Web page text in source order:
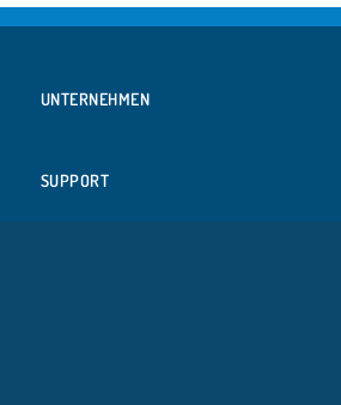
UNTERNEHMEN
SUPPORT